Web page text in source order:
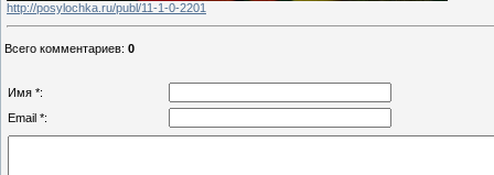
http://posylochka.ru/publ/11-1-0-2201
Всего комментариев: 0
Имя *:
Email *: